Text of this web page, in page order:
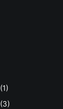
(1)
(3)